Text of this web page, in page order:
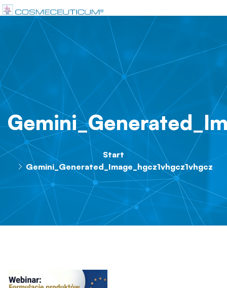
Start
Gemini_Generated_Image_hgcz1vhgcz1vhgcz